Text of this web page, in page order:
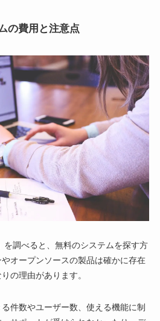
の費用と注意点
を調べると、無料のシステムを探す方
オープンソースの製品は確かに存在
の理由があります。
件数やユーザー数、使える機能に制